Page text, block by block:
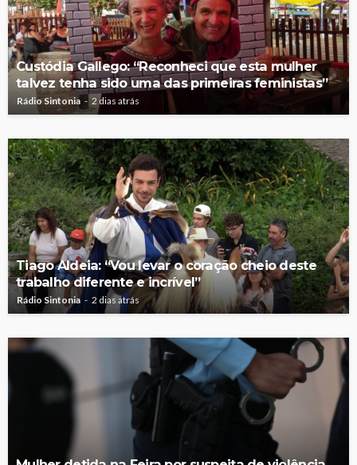
Custódia Gallego: “Reconheci que esta mulher
talvez tenha sido uma das primeiras feministas”
Rádio Sintonia 2 dias atrás
Tiago Aldeia: “Vou levar o coração cheio deste
trabalho diferente e incrível”
Rádio Sintonia 2 dias atrás